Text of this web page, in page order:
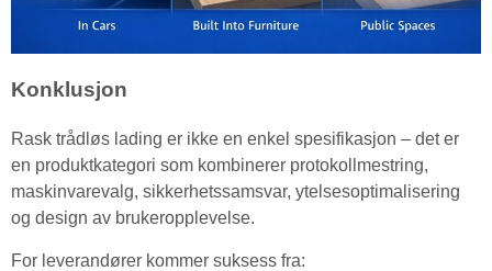
Konklusjon
Rask trådløs lading er ikke en enkel spesifikasjon – det er
en produktkategori som kombinerer protokollmestring,
maskinvarevalg, sikkerhetssamsvar, ytelsesoptimalisering
og design av brukeropplevelse.
For leverandører kommer suksess fra: